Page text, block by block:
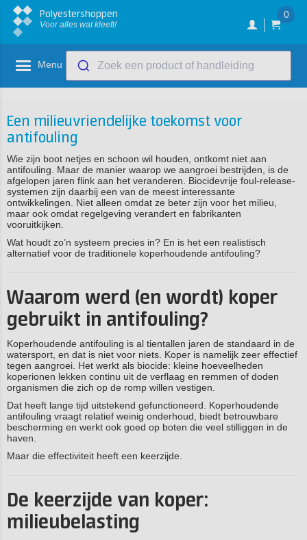
Polyestershoppen
Voor alles wat kleeft!
0
Menu Zoek een product of handleiding
Een milieuvriendelijke toekomst voor
antifouling
Wie zijn boot netjes en schoon wil houden, ontkomt niet aan
antifouling. Maar de manier waarop we aangroei bestrijden, is de
afgelopen jaren flink aan het veranderen. Biocidevrije foul-release-
systemen zijn daarbij een van de meest interessante
ontwikkelingen. Niet alleen omdat ze beter zijn voor het milieu,
maar ook omdat regelgeving verandert en fabrikanten
vooruitkijken.
Wat houdt zo’n systeem precies in? En is het een realistisch
alternatief voor de traditionele koperhoudende antifouling?
Waarom werd (en wordt) koper
gebruikt in antifouling?
Koperhoudende antifouling is al tientallen jaren de standaard in de
watersport, en dat is niet voor niets. Koper is namelijk zeer effectief
tegen aangroei. Het werkt als biocide: kleine hoeveelheden
koperionen lekken continu uit de verflaag en remmen of doden
organismen die zich op de romp willen vestigen.
Dat heeft lange tijd uitstekend gefunctioneerd. Koperhoudende
antifouling vraagt relatief weinig onderhoud, biedt betrouwbare
bescherming en werkt ook goed op boten die veel stilliggen in de
haven.
Maar die effectiviteit heeft een keerzijde.
De keerzijde van koper:
milieubelasting